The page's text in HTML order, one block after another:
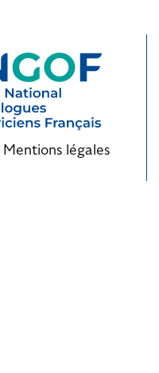
Mentions légales